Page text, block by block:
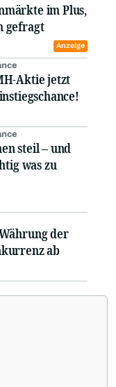
im Plus,
gefragt
Anzeige
Aktie jetzt
steil – und
was zu
der
ab